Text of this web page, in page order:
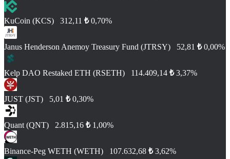
KuCoin (KCS) 312,11 ₺ 0,70%
Janus Henderson Anemoy Treasury Fund (JTRSY) 52,81 ₺ 0,00%
Kelp DAO Restaked ETH (RSETH) 114.409,14 ₺ 3,37%
JUST (JST) 5,01 ₺ 0,30%
Quant (QNT) 2.815,16 ₺ 1,00%
Binance-Peg WETH (WETH) 107.632,68 ₺ 3,62%